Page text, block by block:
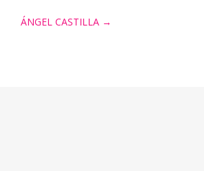
ÁNGEL CASTILLA→